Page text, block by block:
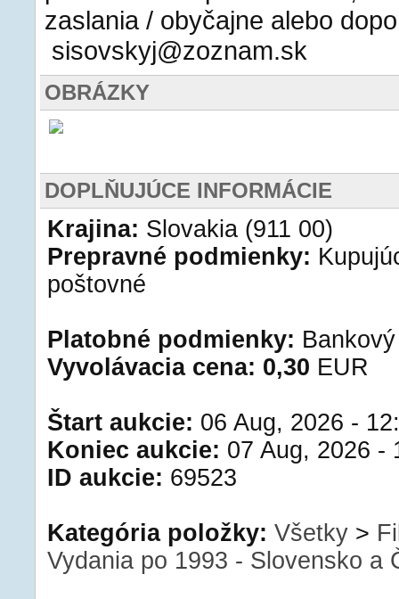
zaslania / obyčajne alebo
sisovskyj@zoznam.sk
OBRÁZKY
DOPLŇUJÚCE INFORMÁCIE
Krajina: Slovakia (911 00)
Prepravné podmienky:
poštovné
Platobné podmienky:
Vyvolávacia cena: 0,30 EUR
Štart aukcie: 06 Aug, 2026 -
Koniec aukcie: 07 Aug, 2026 -
ID aukcie: 69523
Kategória položky: Všetky >
Vydania po 1993 - Slovensko a